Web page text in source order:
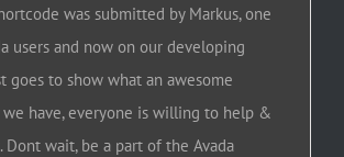
was submitted by Markus, one
users and now on our developing
goes to show what an awesome
have, everyone is willing to help &
Dont wait, be a part of the Avada